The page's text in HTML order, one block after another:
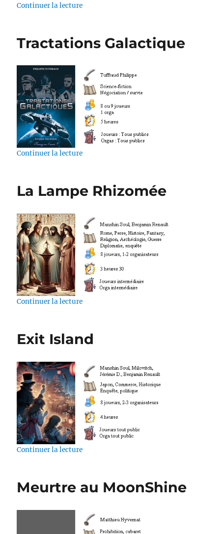
Continuer la lecturede « Le Grand Voyage »
Tractations Galactique
Continuer la lecturede « Tractations Galactique »
La Lampe Rhizomée
Continuer la lecturede « La Lampe Rhizomée »
Exit Island
Continuer la lecturede « Exit Island »
Meurtre au MoonShine